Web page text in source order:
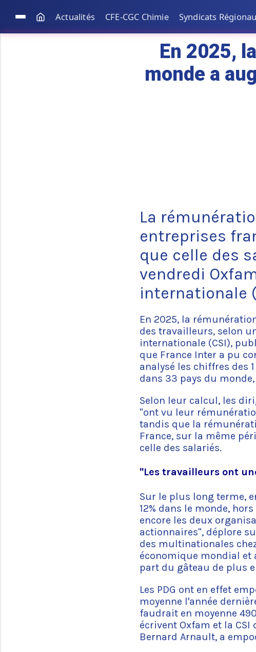
Actualités CFE-CGC Chimie Syndicats
En 2025,
monde a
La
entreprises
que celle des
vendredi
internationale
En 2025, la
des travailleurs, selon
internationale (CSI),
que France Inter a pu
analysé les chiffres des
dans 33 pays du
Selon leur calcul, les
"ont vu leur
tandis que la
France, sur la même
celle des salariés.
"Les travailleurs ont
Sur le plus long terme,
12% dans le monde,
encore les deux
actionnaires", déplore
des multinationales
économique mondial et
part du gâteau de plus
Les PDG ont en effet
moyenne l'année
faudrait en moyenne
écrivent Oxfam et la CSI
Bernard Arnault, a